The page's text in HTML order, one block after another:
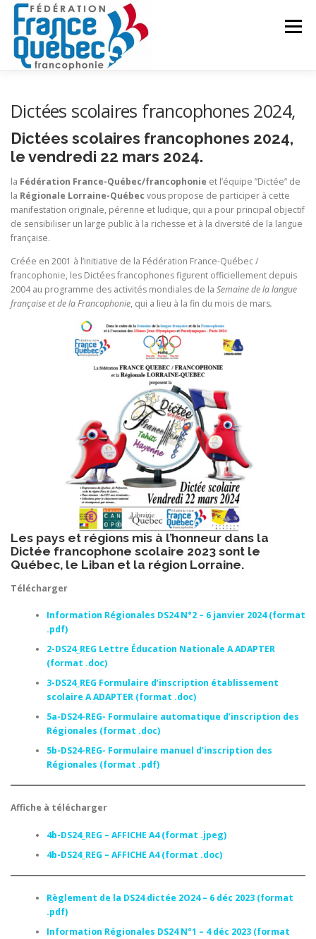
Aller
contenu
Menu
ACTUALITÉS CONGRÈS COMMUN
INTRANET
Dictées scolaires francophones 2024,
Dictées scolaires francophones 2024,
le vendredi 22 mars 2024.
la Fédération France-Québec/francophonie et l’équipe ’’Dictée’’ de
la Régionale Lorraine-Québec vous propose de participer à cette
manifestation originale, pérenne et ludique, qui a pour principal objectif
de sensibiliser un large public à la richesse et à la diversité de la langue
française.
Créée en 2001 à l’initiative de la Fédération France-Québec /
francophonie, les Dictées francophones figurent officiellement depuis
2004 au programme des activités mondiales de la Semaine de la langue
française et de la Francophonie, qui a lieu à la fin du mois de mars.
Les pays et régions mis à l’honneur dans la
Dictée francophone scolaire 2023 sont le
Québec, le Liban et la région Lorraine.
Télécharger
Information Régionales DS24 N°2 – 6 janvier 2024 (format
.pdf)
2-DS24_REG Lettre Éducation Nationale A ADAPTER
(format .doc)
3-DS24_REG Formulaire d’inscription établissement
scolaire A ADAPTER (format .doc)
5a-DS24-REG- Formulaire automatique d’inscription des
Régionales (format .doc)
5b-DS24-REG- Formulaire manuel d’inscription des
Régionales (format .pdf)
Affiche à télécharger
4b-DS24_REG – AFFICHE A4 (format .jpeg)
4b-DS24_REG – AFFICHE A4 (format .doc)
Règlement de la DS24 dictée 2O24 – 6 déc 2023 (format
.pdf)
Information Régionales DS24 N°1 – 4 déc 2023 (format